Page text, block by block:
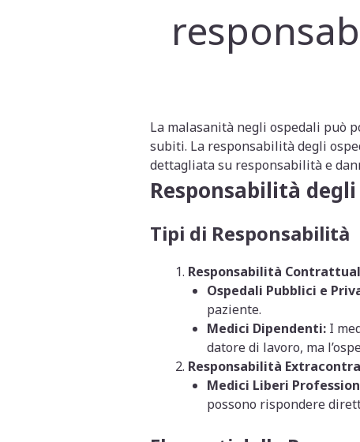
La malasanità negli ospedali può
subiti. La responsabilità degli
dettagliata su responsabilità e
Responsabilità
Tipi di Responsabilità
Responsabilità
Ospedali Pubblici e
paziente.
Medici Dipendenti:I
datore di lavoro, ma
Responsabilità
Medici Liberi
possono rispondere